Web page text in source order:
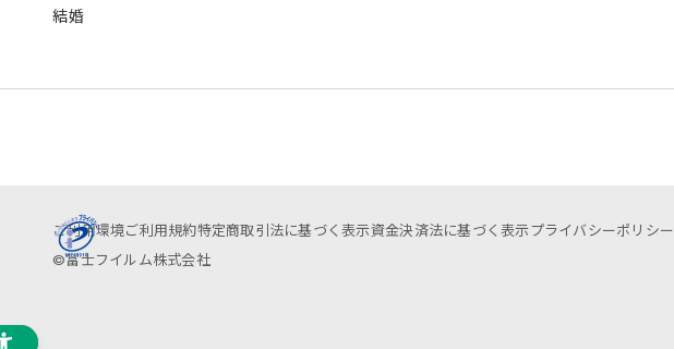
結婚
ご利用環境ご利用規約特定商取引法に基づく表示資金決済法に基づく表示プライバシーポリシー
©富士フイルム株式会社